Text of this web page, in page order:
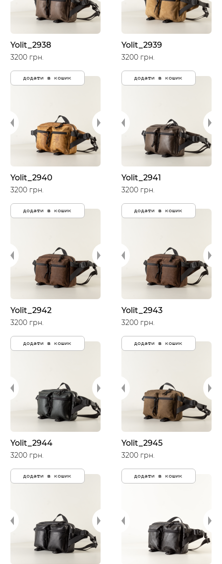
Yolit_2938
3200 грн.
додати в кошик
Yolit_2939
3200 грн.
додати в кошик
Yolit_2940
3200 грн.
додати в кошик
Yolit_2941
3200 грн.
додати в кошик
Yolit_2942
3200 грн.
додати в кошик
Yolit_2943
3200 грн.
додати в кошик
Yolit_2944
3200 грн.
додати в кошик
Yolit_2945
3200 грн.
додати в кошик